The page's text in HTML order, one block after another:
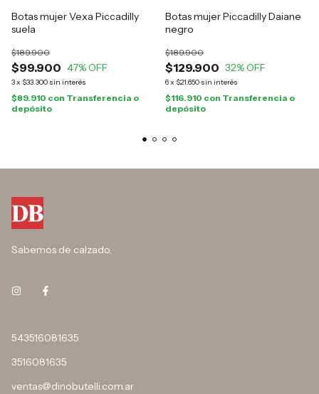
Botas mujer Vexa Piccadilly
suela
$99.900
$189.900
47% OFF
3x $33.300 sin interés
$89.910 con Transferencia o
depósito
Botas mujer Piccadilly Daiane
negro
$129.900
$189.900
32% OFF
6x $21.650 sin interés
$116.910 con Transferencia o
depósito
Sabemos de calzado.
543516081635
3516081635
ventas@dinobutelli.com.ar